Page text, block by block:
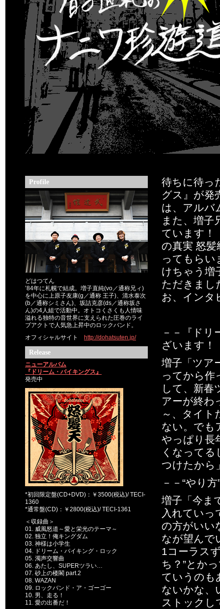
Profile
どはつてん
’84年に札幌で結成。増子直純(vo／通称兄ィ)
を中心に上原子友康(g／通称 王子)、清水泰次
(b／通称シミさん)、坂詰克彦(ds／通称坂さ
ん)の4人組で活動中。オトコくさくも人情味
溢れる独特の音世界に支えられた圧巻のライ
ブアクトで人気急上昇中のロックバンド。
オフィシャルサイト http://dohatsuten.jp/
Release
ニューアルバム
『ドリーム・バイキングス』
発売中
*初回限定盤(CD+DVD)：￥3500(税込)/ TECI-
1360
*通常盤(CD)：￥2800(税込)/ TECI-1361
＜収録曲＞
01. 威風怒道～愛と栄光のテーマ～
02. 独立！俺キングダム
03. 神様は小学生
04. ドリーム・バイキング・ロック
05. 濁声交響曲
06. あたし、SUPERツラい…
07. 砂上の楼閣 part.2
08. WAZAN
09. ロックバンド・ア・ゴーゴー
10. 男、走る！
11. 愛の出番だ！
待ちに待っ
グス』が発
は、アル
また、増子
ています！
の真実 怒
ってもら
けちゃう増
ただきま
お、インタ
－－『ド
ざいます
増子「ツア
ってから作
して、新春
アーが終わ
～、タイト
ない。でも
やっぱり長
くなって
つけたから
－－“やり
増子「今ま
入れていっ
の方がいい
なが望んで
1コーラス
ち？”とか
ていうのも
ないかな、
ストックし